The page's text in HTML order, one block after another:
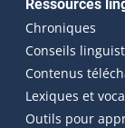
Ressources
Chroniques
Conseils
Contenus
Lexiques et
Outils pour